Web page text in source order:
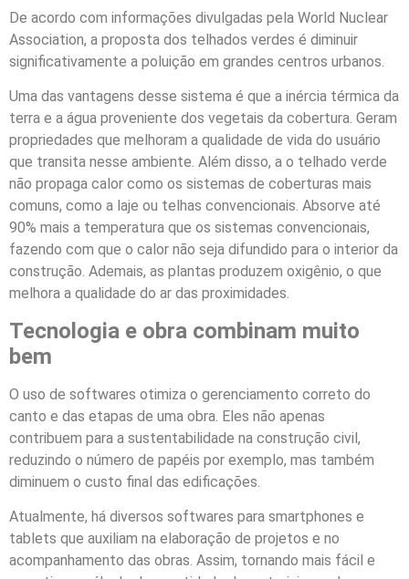
De acordo com informações divulgadas pela World Nuclear
Association, a proposta dos telhados verdes é diminuir
significativamente a poluição em grandes centros urbanos.
Uma das vantagens desse sistema é que a inércia térmica da
terra e a água proveniente dos vegetais da cobertura. Geram
propriedades que melhoram a qualidade de vida do usuário
que transita nesse ambiente. Além disso, a o telhado verde
não propaga calor como os sistemas de coberturas mais
comuns, como a laje ou telhas convencionais. Absorve até
90% mais a temperatura que os sistemas convencionais,
fazendo com que o calor não seja difundido para o interior da
construção. Ademais, as plantas produzem oxigênio, o que
melhora a qualidade do ar das proximidades.
Tecnologia e obra combinam muito
bem
O uso de softwares otimiza o gerenciamento correto do
canto e das etapas de uma obra. Eles não apenas
contribuem para a sustentabilidade na construção civil,
reduzindo o número de papéis por exemplo, mas também
diminuem o custo final das edificações.
Atualmente, há diversos softwares para smartphones e
tablets que auxiliam na elaboração de projetos e no
acompanhamento das obras. Assim, tornando mais fácil e